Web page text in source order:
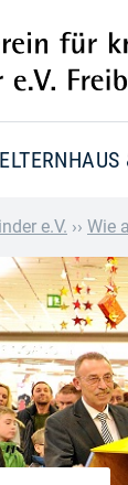
e.V. ›› Wie